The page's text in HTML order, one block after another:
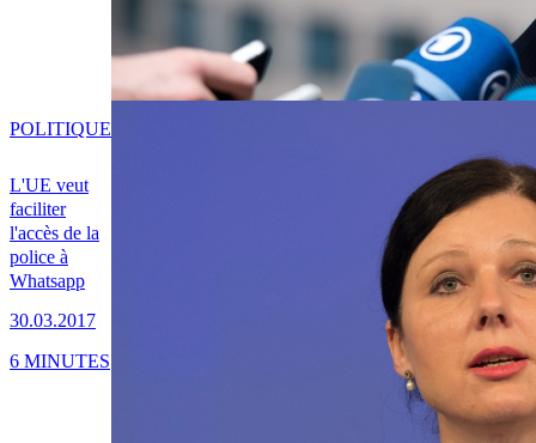
L'UE veut
faciliter
l'accès de la
police à
Whatsapp
30.03.2017
POLITIQUE
6 MINUTES